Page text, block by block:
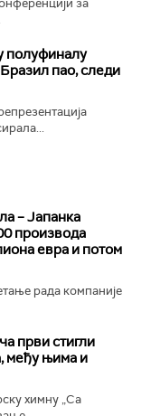
полуфиналу
пао, следи
– Јапанка
производа
евра и потом
рада компаније
први стигли
међу њима и
химну „Са